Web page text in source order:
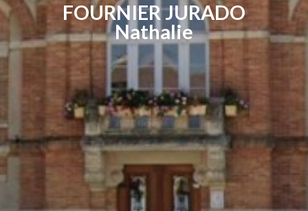
FOURNIER JURADO
Nathalie